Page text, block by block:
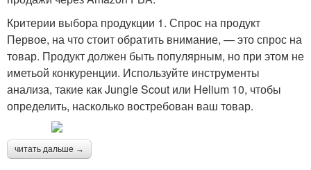
Критерии выбора продукции 1. Спрос на продукт
Первое, на что стоит обратить внимание, — это спрос на
товар. Продукт должен быть популярным, но при этом не
иметьой конкуренции. Используйте инструменты
анализа, такие как Jungle Scout или Helium 10, чтобы
определить, насколько востребован ваш товар.
читать дальше →